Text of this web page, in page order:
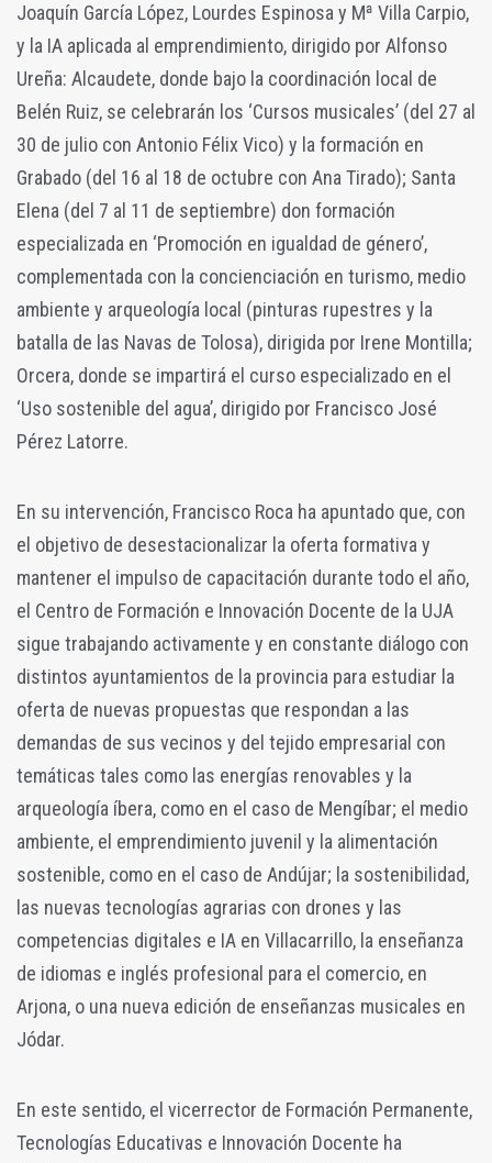
Joaquín García López, Lourdes Espinosa y Mª Villa Carpio,
y la IA aplicada al emprendimiento, dirigido por Alfonso
Ureña: Alcaudete, donde bajo la coordinación local de
Belén Ruiz, se celebrarán los ‘Cursos musicales’ (del 27 al
30 de julio con Antonio Félix Vico) y la formación en
Grabado (del 16 al 18 de octubre con Ana Tirado); Santa
Elena (del 7 al 11 de septiembre) don formación
especializada en ‘Promoción en igualdad de género’,
complementada con la concienciación en turismo, medio
ambiente y arqueología local (pinturas rupestres y la
batalla de las Navas de Tolosa), dirigida por Irene Montilla;
Orcera, donde se impartirá el curso especializado en el
‘Uso sostenible del agua’, dirigido por Francisco José
Pérez Latorre.
En su intervención, Francisco Roca ha apuntado que, con
el objetivo de desestacionalizar la oferta formativa y
mantener el impulso de capacitación durante todo el año,
el Centro de Formación e Innovación Docente de la UJA
sigue trabajando activamente y en constante diálogo con
distintos ayuntamientos de la provincia para estudiar la
oferta de nuevas propuestas que respondan a las
demandas de sus vecinos y del tejido empresarial con
temáticas tales como las energías renovables y la
arqueología íbera, como en el caso de Mengíbar; el medio
ambiente, el emprendimiento juvenil y la alimentación
sostenible, como en el caso de Andújar; la sostenibilidad,
las nuevas tecnologías agrarias con drones y las
competencias digitales e IA en Villacarrillo, la enseñanza
de idiomas e inglés profesional para el comercio, en
Arjona, o una nueva edición de enseñanzas musicales en
Jódar.
En este sentido, el vicerrector de Formación Permanente,
Tecnologías Educativas e Innovación Docente ha